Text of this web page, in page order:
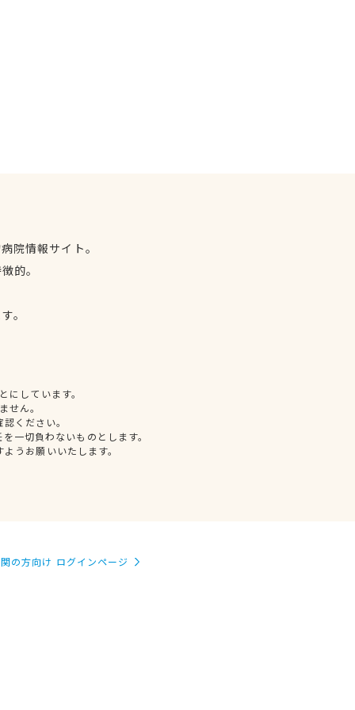
院情報サイト。
的。
。
しています。
せん。
ください。
一切負わないものとします。
うお願いいたします。
の方向け ログインページ